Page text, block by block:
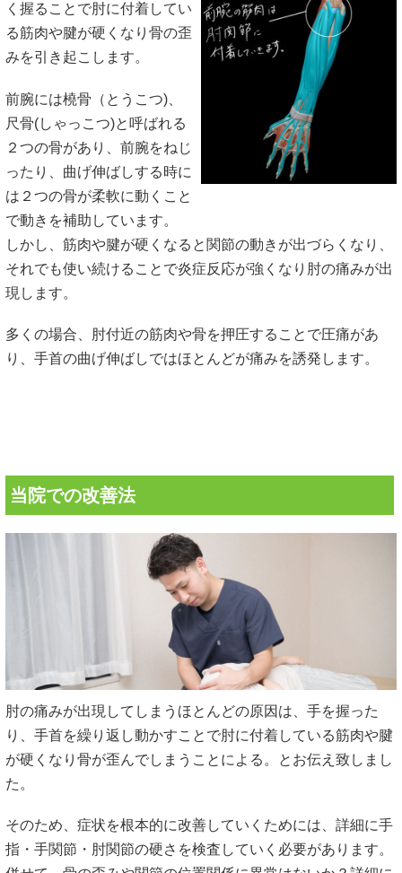
く握ることで肘に付着してい
る筋肉や腱が硬くなり骨の歪
みを引き起こします。
前腕には橈骨（とうこつ)、
尺骨(しゃっこつ)と呼ばれる
２つの骨があり、前腕をねじ
ったり、曲げ伸ばしする時に
は２つの骨が柔軟に動くこと
で動きを補助しています。
しかし、筋肉や腱が硬くなると関節の動きが出づらくなり、
それでも使い続けることで炎症反応が強くなり肘の痛みが出
現します。
多くの場合、肘付近の筋肉や骨を押圧することで圧痛があ
り、手首の曲げ伸ばしではほとんどが痛みを誘発します。
当院での改善法
肘の痛みが出現してしまうほとんどの原因は、手を握った
り、手首を繰り返し動かすことで肘に付着している筋肉や腱
が硬くなり骨が歪んでしまうことによる。とお伝え致しまし
た。
そのため、症状を根本的に改善していくためには、詳細に手
指・手関節・肘関節の硬さを検査していく必要があります。